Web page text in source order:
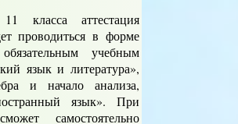
класса аттестация
проводиться в форме
учебным
язык и литература»,
и начало анализа,
язык». При
самостоятельно